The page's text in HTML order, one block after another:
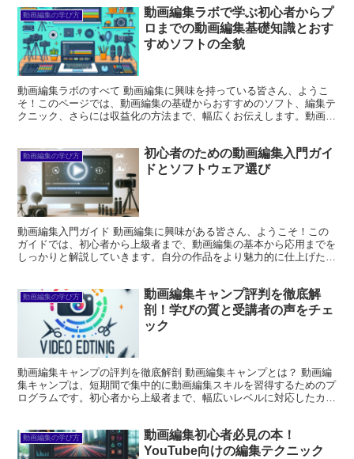
動画編集の学び方
動画編集ラボで学ぶ初心者からプ
ロまでの動画編集基礎知識とおす
すめソフトの全貌
動画編集ラボのすべて 動画編集に興味を持っている皆さん、ようこ
そ！このページでは、動画編集の基礎からおすすめのソフト、編集テ
クニック、さらには収益化の方法まで、幅広くお伝えします。動画編
動画編集の学び方
初心者のための動画編集入門ガイ
ドとソフトウェア選び
動画編集入門ガイド 動画編集に興味がある皆さん、ようこそ！この
ガイドでは、初心者から上級者まで、動画編集の基本から応用までを
しっかりと解説していきます。自分の作品をより魅力的に仕上げたい
動画編集の学び方
動画編集キャンプ評判を徹底解
剖！学びの質と受講者の声をチェ
ック
動画編集キャンプの評判を徹底解剖 動画編集キャンプとは？ 動画編
集キャンプは、短期間で集中的に動画編集スキルを習得するためのプ
ログラムです。初心者から上級者まで、幅広いレベルに対応したカリ
動画編集の学び方
動画編集初心者必見の本！
YouTube向けの編集テクニック